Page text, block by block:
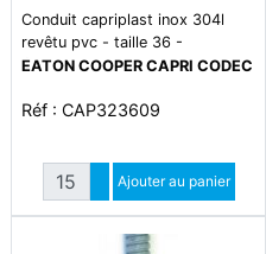
Conduit capriplast inox 304l
revêtu pvc - taille 36 -
écrasement 1250 n - traction
-5°c à +60°c
EATON COOPER CAPRI CODEC
Réf : CAP323609
Quantité
Augmenter quantité
Diminuer quantité
Ajouter au panier